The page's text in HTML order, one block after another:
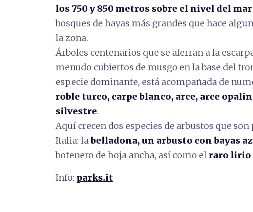
los 750 y 850 metros sobre el nivel del mar
bosques de hayas más grandes que hace
la zona.
Árboles centenarios que se aferran a la
menudo cubiertos de musgo en la base del
especie dominante, está acompañada de
roble turco, carpe blanco, arce, arce
silvestre.
Aquí crecen dos especies de arbustos que
Italia: labelladona, un arbusto con bayas
botenero de hoja ancha, así como el raro lirio
Info: parks.it